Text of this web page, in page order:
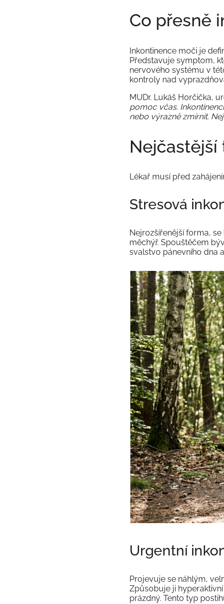
Co přesně
Inkontinence moči je
Představuje symptom,
nervového systému v
kontroly nad
MUDr. Lukáš Horčička,
pomoc včas.
nebo výrazně zmírnit.
Nejčastější
Lékař musí před
Stresová
Nejrozšířenější forma,
měchýř. Spouštěčem
svalstvo pánevního dna
Urgentní
Projevuje se náhlým,
Způsobuje ji
prázdný. Tento typ